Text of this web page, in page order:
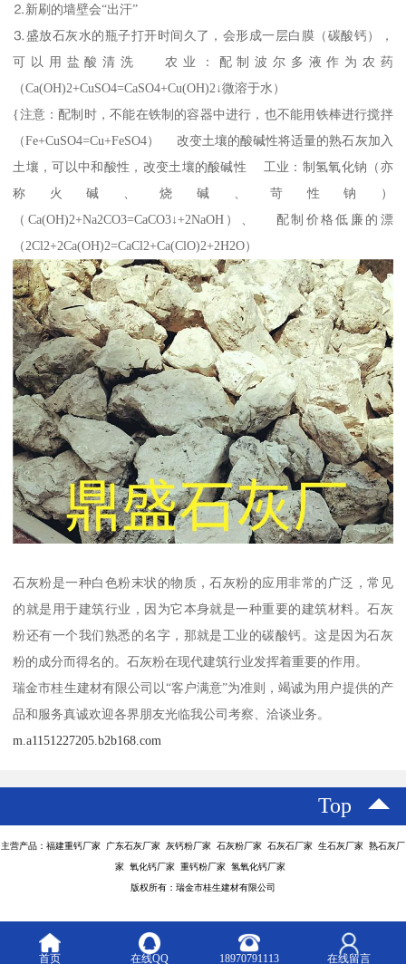
⒉新刷的墙壁会“出汗”
⒊盛放石灰水的瓶子打开时间久了，会形成一层白膜（碳酸钙），
可以用盐酸清洗 农业：配制波尔多液作为农药
（Ca(OH)2+CuSO4=CaSO4+Cu(OH)2↓微溶于水）
{注意：配制时，不能在铁制的容器中进行，也不能用铁棒进行搅拌
（Fe+CuSO4=Cu+FeSO4） 改变土壤的酸碱性将适量的熟石灰加入
土壤，可以中和酸性，改变土壤的酸碱性 工业：制氢氧化钠（亦
称火碱、烧碱、苛性钠）
（Ca(OH)2+Na2CO3=CaCO3↓+2NaOH）、 配制价格低廉的漂
（2Cl2+2Ca(OH)2=CaCl2+Ca(ClO)2+2H2O）
石灰粉是一种白色粉末状的物质，石灰粉的应用非常的广泛，常见
的就是用于建筑行业，因为它本身就是一种重要的建筑材料。石灰
粉还有一个我们熟悉的名字，那就是工业的碳酸钙。这是因为石灰
粉的成分而得名的。石灰粉在现代建筑行业发挥着重要的作用。
瑞金市桂生建材有限公司以“客户满意”为准则，竭诚为用户提供的产
品和服务真诚欢迎各界朋友光临我公司考察、洽谈业务。
m.a1151227205.b2b168.com
Top
主营产品：福建重钙厂家 广东石灰厂家 灰钙粉厂家 石灰粉厂家 石灰石厂家 生石灰厂家 熟石灰厂
家 氧化钙厂家 重钙粉厂家 氢氧化钙厂家
版权所有：瑞金市桂生建材有限公司
首页 在线QQ 18970791113 在线留言